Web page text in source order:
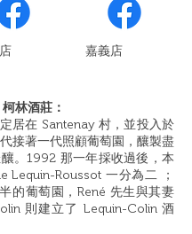
嘉義店
林酒莊：
居在 Santenay 村，並投入於
接著一代照顧葡萄園，釀製盡
。1992 那一年採收過後，本
Lequin-Roussot 一分為二 ；
的葡萄園，René 先生與其妻
則建立了 Lequin-Colin 酒